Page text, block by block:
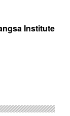
Institute